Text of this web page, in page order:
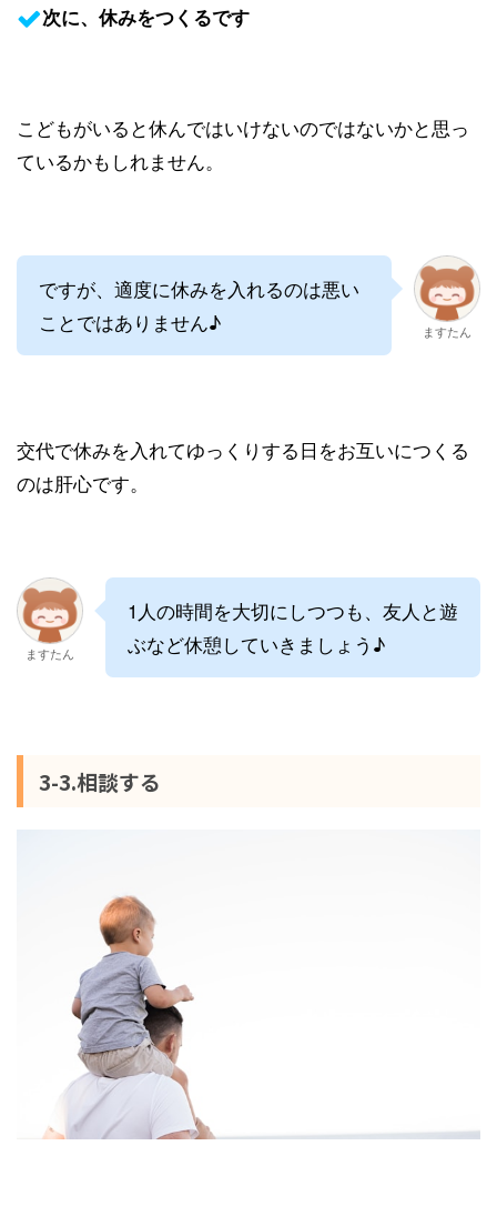
次に、休みをつくるです
こどもがいると休んではいけないのではないかと思っ
ているかもしれません。
ですが、適度に休みを入れるのは悪い
ことではありません♪
ますたん
交代で休みを入れてゆっくりする日をお互いにつくる
のは肝心です。
ますたん
1人の時間を大切にしつつも、友人と遊
ぶなど休憩していきましょう♪
3-3.相談する